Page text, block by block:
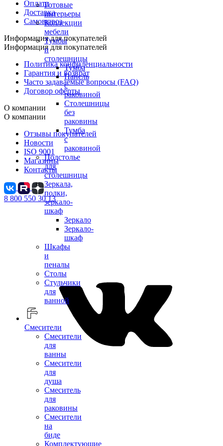
Готовые
интерьеры
Коллекции
мебели
Тумбы
и
столешницы
Тумба
Панель
с
раковиной
Столешницы
без
раковины
Тумба
с
раковиной
Подстолье
для
столешницы
Зеркала,
полки,
зеркало-
шкаф
Зеркало
Зеркало-
шкаф
Шкафы
и
пеналы
Столы
Стульчики
для
ванной
Смесители
Смесители
для
ванны
Смесители
для
душа
Смеситель
для
раковины
Смесители
на
биде
Комплектующие
Оплата
Доставка
Самовывоз
Информация для покупателей
Информация для покупателей
Политика конфиденциальности
Гарантия и возврат
Часто задаваемые вопросы (FAQ)
Договор оферты
О компании
О компании
Отзывы покупателей
Новости
ISO 9001
Магазины
Контакты
8 800 550 30 13